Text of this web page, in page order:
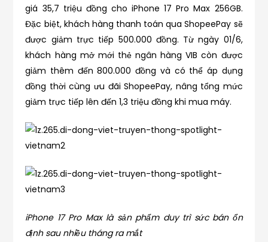
giá 35,7 triệu đồng cho iPhone 17 Pro Max 256GB.
Đặc biệt, khách hàng thanh toán qua ShopeePay sẽ
được giảm trực tiếp 500.000 đồng. Từ ngày 01/6,
khách hàng mở mới thẻ ngân hàng VIB còn được
giảm thêm đến 800.000 đồng và có thể áp dụng
đồng thời cùng ưu đãi ShopeePay, nâng tổng mức
giảm trực tiếp lên đến 1,3 triệu đồng khi mua máy.
iPhone 17 Pro Max là sản phẩm duy trì sức bán ổn
định sau nhiều tháng ra mắt